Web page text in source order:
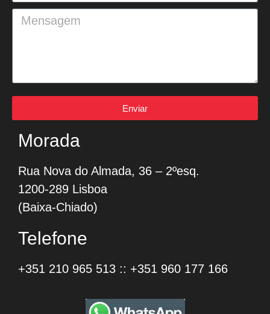
Morada
Rua Nova do Almada, 36 – 2ºesq.
1200-289 Lisboa
(Baixa-Chiado)
Telefone
+351 210 965 513 :: +351 960 177 166
Enviar